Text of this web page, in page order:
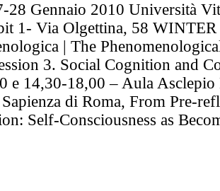
28 Gennaio 2010 Università
1- Via Olgettina, 58
| The
3. Social Cognition and
e 14,30-18,00 – Aula
di Roma, From Pre-
Self-Consciousness as